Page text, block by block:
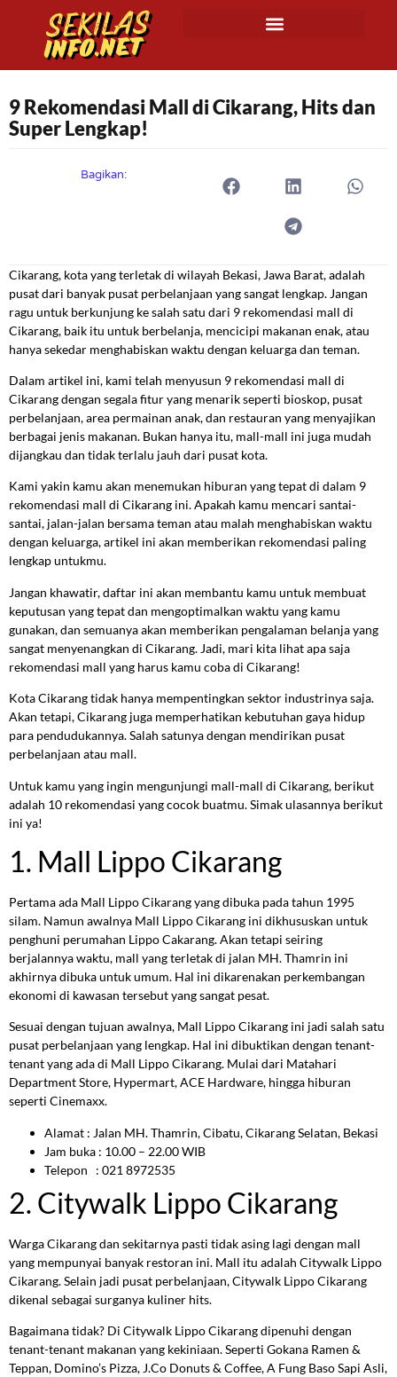
9 Rekomendasi Mall di Cikarang, Hits dan
Super Lengkap!
Bagikan:
Cikarang, kota yang terletak di wilayah Bekasi, Jawa Barat, adalah
pusat dari banyak pusat perbelanjaan yang sangat lengkap. Jangan
ragu untuk berkunjung ke salah satu dari 9 rekomendasi mall di
Cikarang, baik itu untuk berbelanja, mencicipi makanan enak, atau
hanya sekedar menghabiskan waktu dengan keluarga dan teman.
Dalam artikel ini, kami telah menyusun 9 rekomendasi mall di
Cikarang dengan segala fitur yang menarik seperti bioskop, pusat
perbelanjaan, area permainan anak, dan restauran yang menyajikan
berbagai jenis makanan. Bukan hanya itu, mall-mall ini juga mudah
dijangkau dan tidak terlalu jauh dari pusat kota.
Kami yakin kamu akan menemukan hiburan yang tepat di dalam 9
rekomendasi mall di Cikarang ini. Apakah kamu mencari santai-
santai, jalan-jalan bersama teman atau malah menghabiskan waktu
dengan keluarga, artikel ini akan memberikan rekomendasi paling
lengkap untukmu.
Jangan khawatir, daftar ini akan membantu kamu untuk membuat
keputusan yang tepat dan mengoptimalkan waktu yang kamu
gunakan, dan semuanya akan memberikan pengalaman belanja yang
sangat menyenangkan di Cikarang. Jadi, mari kita lihat apa saja
rekomendasi mall yang harus kamu coba di Cikarang!
Kota Cikarang tidak hanya mempentingkan sektor industrinya saja.
Akan tetapi, Cikarang juga memperhatikan kebutuhan gaya hidup
para pendudukannya. Salah satunya dengan mendirikan pusat
perbelanjaan atau mall.
Untuk kamu yang ingin mengunjungi mall-mall di Cikarang, berikut
adalah 10 rekomendasi yang cocok buatmu. Simak ulasannya berikut
ini ya!
1. Mall Lippo Cikarang
Pertama ada Mall Lippo Cikarang yang dibuka pada tahun 1995
silam. Namun awalnya Mall Lippo Cikarang ini dikhususkan untuk
penghuni perumahan Lippo Cakarang. Akan tetapi seiring
berjalannya waktu, mall yang terletak di jalan MH. Thamrin ini
akhirnya dibuka untuk umum. Hal ini dikarenakan perkembangan
ekonomi di kawasan tersebut yang sangat pesat.
Sesuai dengan tujuan awalnya, Mall Lippo Cikarang ini jadi salah satu
pusat perbelanjaan yang lengkap. Hal ini dibuktikan dengan tenant-
tenant yang ada di Mall Lippo Cikarang. Mulai dari Matahari
Department Store, Hypermart, ACE Hardware, hingga hiburan
seperti Cinemaxx.
Alamat : Jalan MH. Thamrin, Cibatu, Cikarang Selatan, Bekasi
Jam buka : 10.00 – 22.00 WIB
Telepon : 021 8972535
2. Citywalk Lippo Cikarang
Warga Cikarang dan sekitarnya pasti tidak asing lagi dengan mall
yang mempunyai banyak restoran ini. Mall itu adalah Citywalk Lippo
Cikarang. Selain jadi pusat perbelanjaan, Citywalk Lippo Cikarang
dikenal sebagai surganya kuliner hits.
Bagaimana tidak? Di Citywalk Lippo Cikarang dipenuhi dengan
tenant-tenant makanan yang kekiniaan. Seperti Gokana Ramen &
Teppan, Domino’s Pizza, J.Co Donuts & Coffee, A Fung Baso Sapi Asli,